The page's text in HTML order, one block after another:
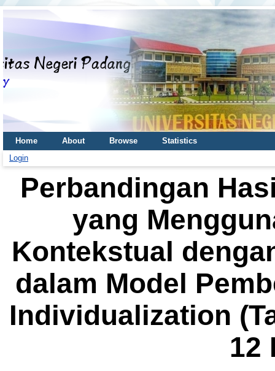
Home About Browse
Statistics
Login
Perbandingan
yang
Kontekstual
dalam Model
Individualization
12